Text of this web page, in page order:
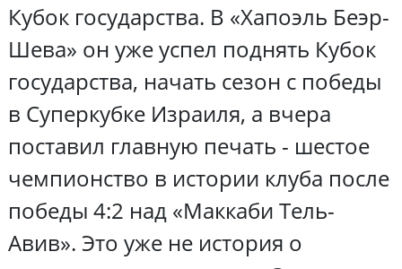
Кубок государства. В «Хапоэль Беэр-
Шева» он уже успел поднять Кубок
государства, начать сезон с победы
в Суперкубке Израиля, а вчера
поставил главную печать - шестое
чемпионство в истории клуба после
победы 4:2 над «Маккаби Тель-
Авив». Это уже не история о